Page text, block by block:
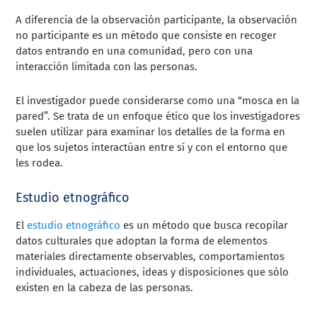
A diferencia de la observación participante, la observación
no participante es un método que consiste en recoger
datos entrando en una comunidad, pero con una
interacción limitada con las personas.
El investigador puede considerarse como una “mosca en la
pared”. Se trata de un enfoque ético que los investigadores
suelen utilizar para examinar los detalles de la forma en
que los sujetos interactúan entre sí y con el entorno que
les rodea.
Estudio etnográfico
El estudio etnográfico es un método que busca recopilar
datos culturales que adoptan la forma de elementos
materiales directamente observables, comportamientos
individuales, actuaciones, ideas y disposiciones que sólo
existen en la cabeza de las personas.